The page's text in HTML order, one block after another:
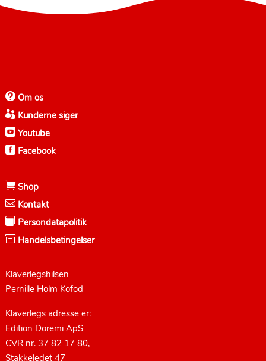
Om os
Kunderne siger
Youtube
Facebook
Shop
Kontakt
 Persondatapolitik
 Handelsbetingelser
Klaverlegshilsen
Pernille Holm Kofod
Klaverlegs adresse er:
Edition Doremi ApS
CVR nr. 37 82 17 80,
Stakkeledet 47